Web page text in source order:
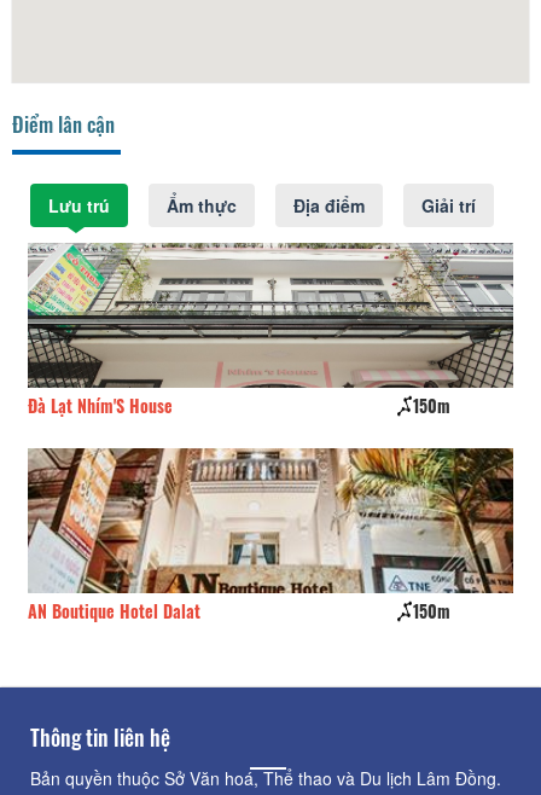
Điểm lân cận
Lưu trú Ẩm thực Địa điểm Giải trí
Đà Lạt Nhím'S House 150m
AN Boutique Hotel Dalat 150m
Thông tin liên hệ
Bản quyền thuộc Sở Văn hoá, Thể thao và Du lịch Lâm Đồng.